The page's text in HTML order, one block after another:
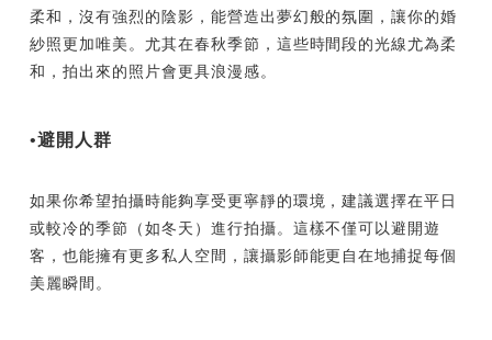
柔和，沒有強烈的陰影，能營造出夢幻般的氛圍，讓你的婚
紗照更加唯美。尤其在春秋季節，這些時間段的光線尤為柔
和，拍出來的照片會更具浪漫感。
•避開人群
如果你希望拍攝時能夠享受更寧靜的環境，建議選擇在平日
或較冷的季節（如冬天）進行拍攝。這樣不僅可以避開遊
客，也能擁有更多私人空間，讓攝影師能更自在地捕捉每個
美麗瞬間。